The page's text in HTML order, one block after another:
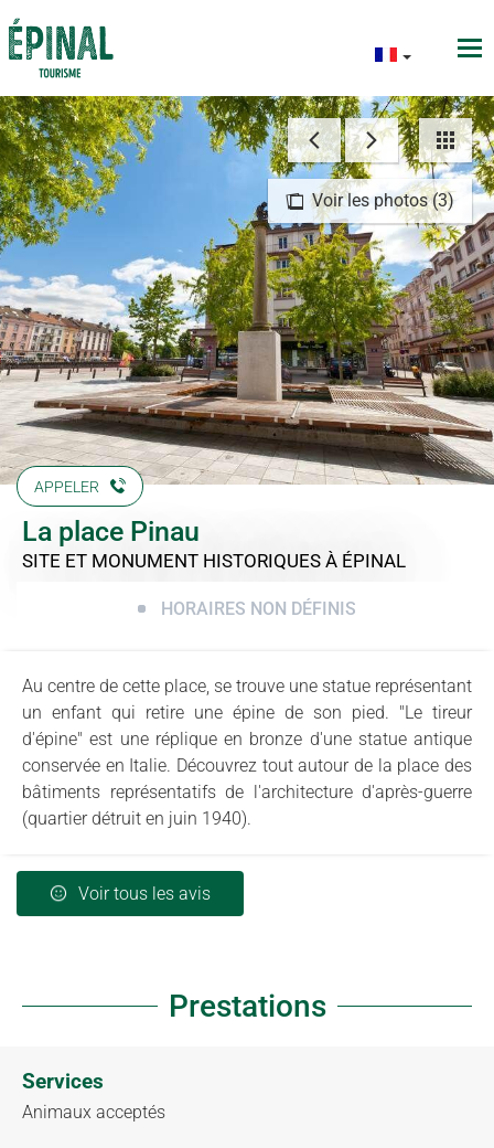
Voir les photos (3)
APPELER
La place Pinau
SITE ET MONUMENT HISTORIQUES À ÉPINAL
HORAIRES NON DÉFINIS
Au centre de cette place, se trouve une statue représentant
un enfant qui retire une épine de son pied. "Le tireur
d'épine" est une réplique en bronze d'une statue antique
conservée en Italie. Découvrez tout autour de la place des
bâtiments représentatifs de l'architecture d'après-guerre
(quartier détruit en juin 1940).
Voir tous les avis
Prestations
Services
Animaux acceptés